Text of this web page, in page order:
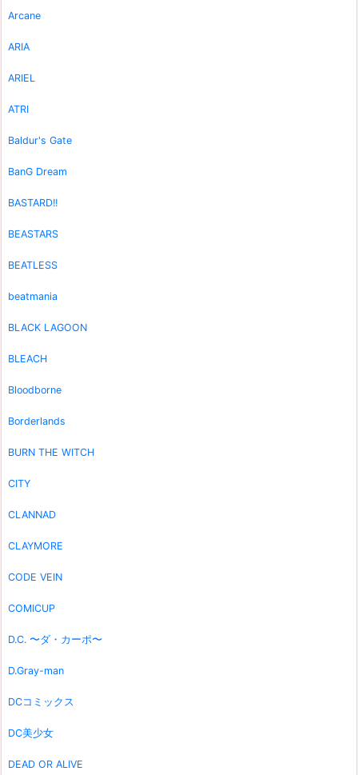
Arcane
ARIA
ARIEL
ATRI
Baldur's Gate
BanG Dream
BASTARD!!
BEASTARS
BEATLESS
beatmania
BLACK LAGOON
BLEACH
Bloodborne
Borderlands
BURN THE WITCH
CITY
CLANNAD
CLAYMORE
CODE VEIN
COMICUP
D.C. 〜ダ・カーポ〜
D.Gray-man
DCコミックス
DC美少女
DEAD OR ALIVE